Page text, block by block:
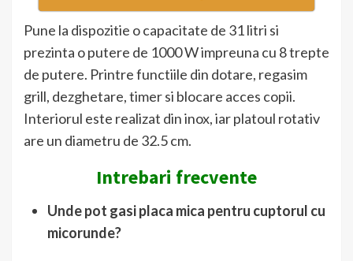
Pune la dispozitie o capacitate de 31 litri si
prezinta o putere de 1000 W impreuna cu 8 trepte
de putere. Printre functiile din dotare, regasim
grill, dezghetare, timer si blocare acces copii.
Interiorul este realizat din inox, iar platoul rotativ
are un diametru de 32.5 cm.
Intrebari frecvente
Unde pot gasi placa mica pentru cuptorul cu
micorunde?